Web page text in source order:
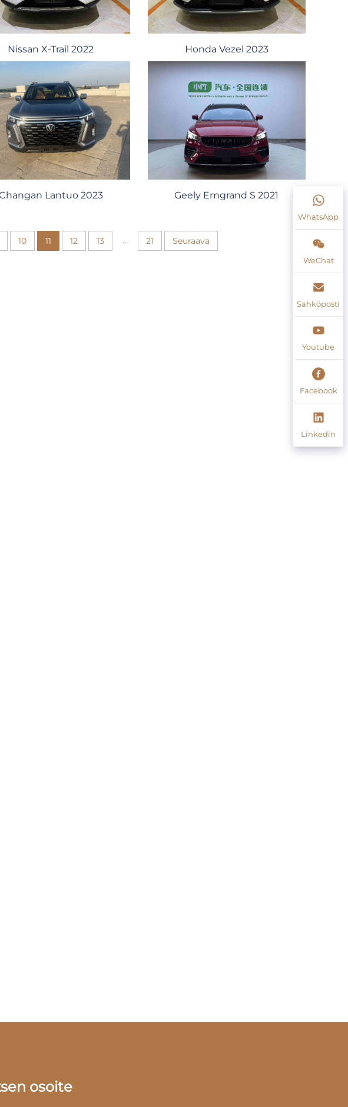
Nissan X-Trail 2022 Honda Vezel 2023
Lantuo 2023 Geely Emgrand S 2021
10 11 12 13 ... 21 Seuraava
WhatsApp
WeChat
Sähköposti
Youtube
Facebook
Linkedin
osoite